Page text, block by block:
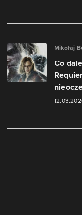
Mikołaj
Co